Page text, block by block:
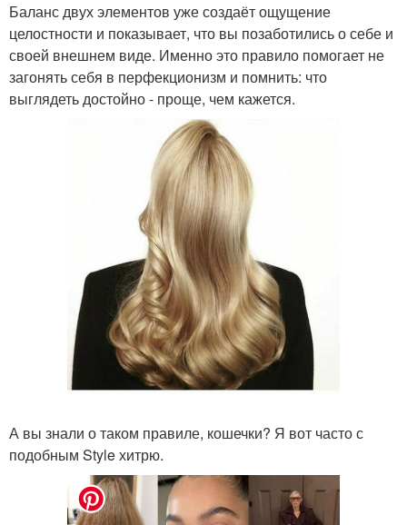
Баланс двух элементов уже создаёт ощущение
целостности и показывает, что вы позаботились о себе и
своей внешнем виде. Именно это правило помогает не
загонять себя в перфекционизм и помнить: что
выглядеть достойно - проще, чем кажется.
А вы знали о таком правиле, кошечки? Я вот часто с
подобным Style хитрю.